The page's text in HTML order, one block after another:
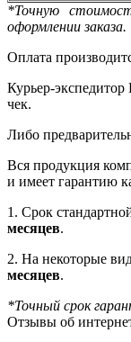
*Точную
оформлении заказа.
Оплата
Курьер-
чек.
Либо
Вся продукция
и имеет гарантию
1. Срок
месяцев.
2. На некоторые
месяцев.
*Точный срок
Отзывы об